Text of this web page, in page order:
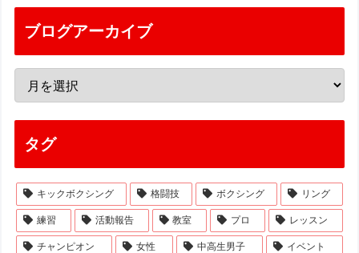
ブログアーカイブ
タグ
キックボクシング 格闘技 ボクシング リング
練習 活動報告 教室 プロ レッスン
チャンピオン 女性 中高生男子 イベント